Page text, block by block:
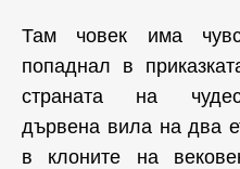
Там човек има
попаднал в
страната на
дървена вила на два
в клоните на